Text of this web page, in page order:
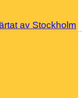
av Stockholm